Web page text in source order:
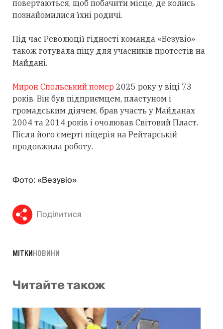
повертаються, щоб побачити місце, де колись
познайомилися їхні родичі.
Під час Революції гідності команда «Везувіо»
також готувала піцу для учасників протестів на
Майдані.
Мирон Спольський помер 2025 року у віці 73
років. Він був підприємцем, пластуном і
громадським діячем, брав участь у Майданах
2004 та 2014 років і очолював Світовий Пласт.
Після його смерті піцерія на Рейтарській
продовжила роботу.
Фото: «Везувіо»
Поділитися
МІТКИНОВИНИ
Читайте також